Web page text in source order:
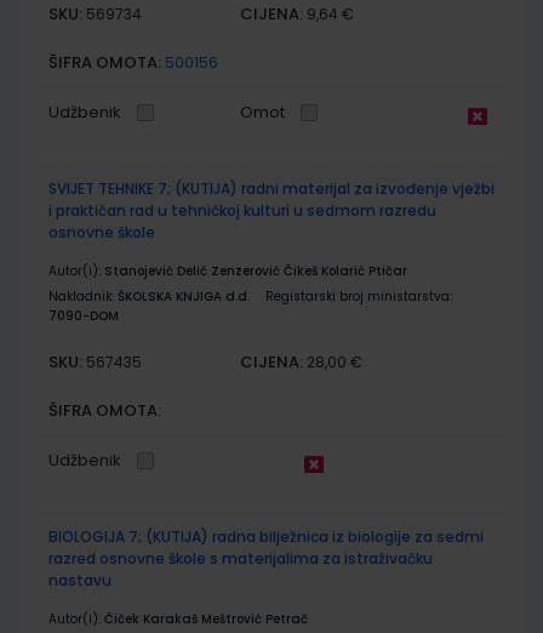
SKU: 569734 CIJENA: 9,64 €
ŠIFRA OMOTA: 500156
Udžbenik Omot
SVIJET TEHNIKE 7; (KUTIJA) radni materijal za izvođenje vježbi
i praktičan rad u tehničkoj kulturi u sedmom razredu
osnovne škole
Autor(i): Stanojević Delić Zenzerović Čikeš Kolarić Ptičar
Nakladnik: ŠKOLSKA KNJIGA d.d.
Registarski broj ministarstva:
7090-DOM
SKU: 567435 CIJENA: 28,00 €
ŠIFRA OMOTA:
Udžbenik
BIOLOGIJA 7; (KUTIJA) radna bilježnica iz biologije za sedmi
razred osnovne škole s materijalima za istraživačku
nastavu
Autor(i): Čiček Karakaš Meštrović Petrač